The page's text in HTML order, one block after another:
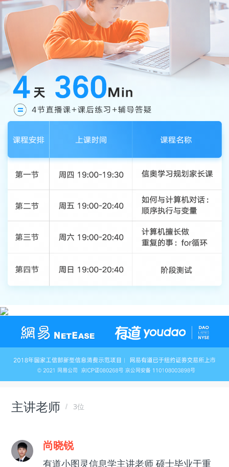
主讲老师 3位
尚晓锐
有道小图灵信息学主讲老师 硕士毕业于重